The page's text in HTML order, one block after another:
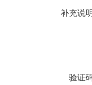
补充说
验证